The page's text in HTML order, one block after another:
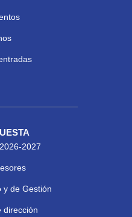
2027
y de Gestión
dirección